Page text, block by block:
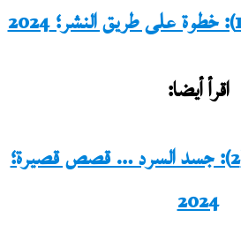
اقرأ أيضا:
كتاب قناص الرقمي (2): جسد السرد … قصص قصيرة؛
2024